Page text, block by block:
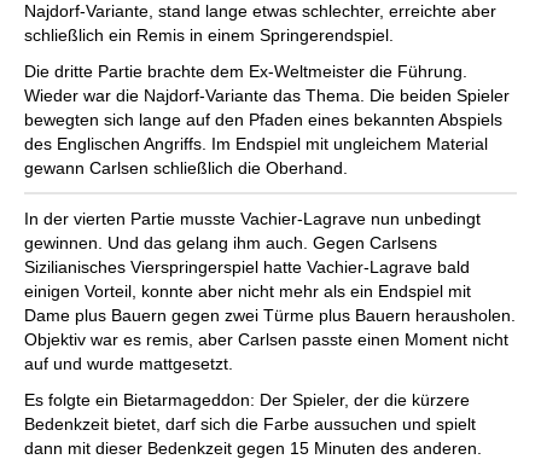
Najdorf-Variante, stand lange etwas schlechter, erreichte aber
schließlich ein Remis in einem Springerendspiel.
Die dritte Partie brachte dem Ex-Weltmeister die Führung.
Wieder war die Najdorf-Variante das Thema. Die beiden Spieler
bewegten sich lange auf den Pfaden eines bekannten Abspiels
des Englischen Angriffs. Im Endspiel mit ungleichem Material
gewann Carlsen schließlich die Oberhand.
In der vierten Partie musste Vachier-Lagrave nun unbedingt
gewinnen. Und das gelang ihm auch. Gegen Carlsens
Sizilianisches Vierspringerspiel hatte Vachier-Lagrave bald
einigen Vorteil, konnte aber nicht mehr als ein Endspiel mit
Dame plus Bauern gegen zwei Türme plus Bauern herausholen.
Objektiv war es remis, aber Carlsen passte einen Moment nicht
auf und wurde mattgesetzt.
Es folgte ein Bietarmageddon: Der Spieler, der die kürzere
Bedenkzeit bietet, darf sich die Farbe aussuchen und spielt
dann mit dieser Bedenkzeit gegen 15 Minuten des anderen.